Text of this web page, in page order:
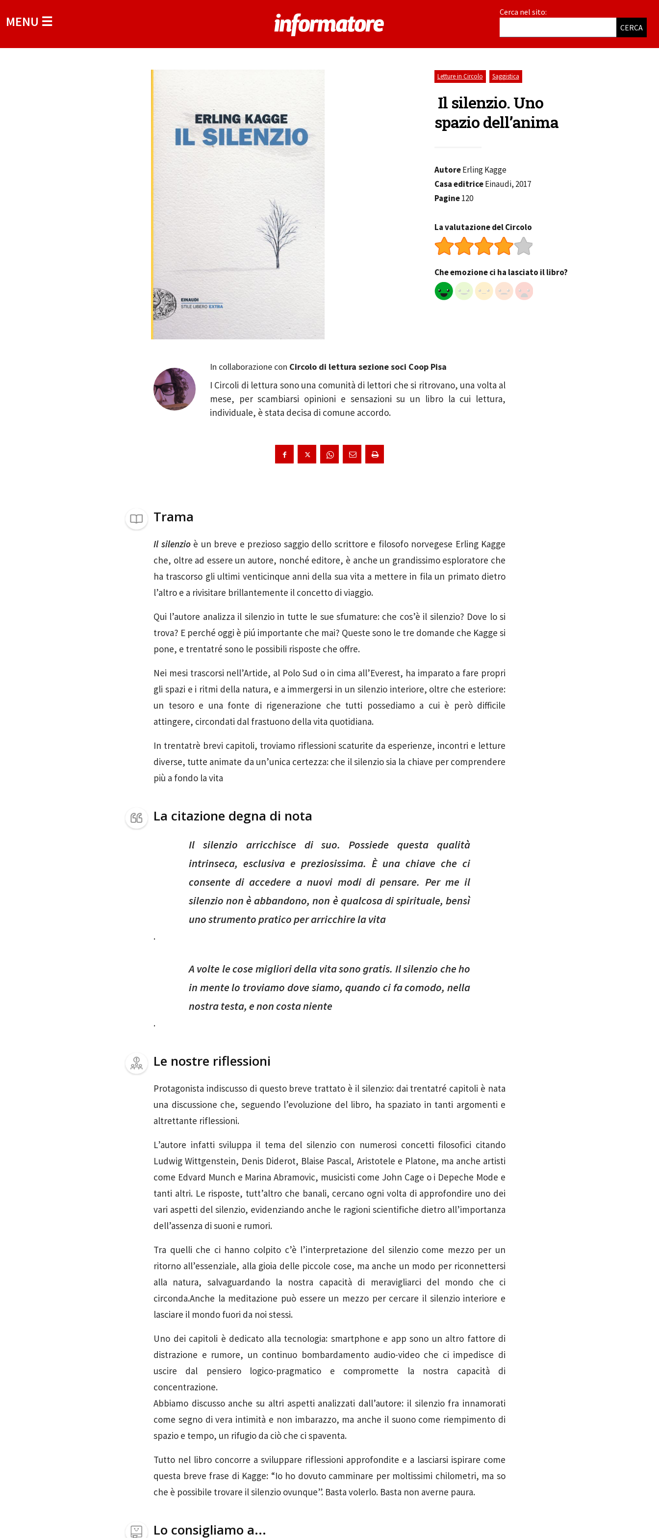
MENU ☰
Cerca nel sito:
CERCA
Letture in Circolo Saggistica
Il silenzio. Uno
spazio dell’anima
AutoreErling Kagge
Casa editriceEinaudi, 2017
Pagine120
La valutazione del Circolo
Che emozione ci ha lasciato il libro?
In collaborazione con Circolo di lettura sezione soci Coop Pisa
I Circoli di lettura sono una comunità di lettori che si ritrovano, una volta al
mese, per scambiarsi opinioni e sensazioni su un libro la cui lettura,
individuale, è stata decisa di comune accordo.
Trama
Il silenzioè un breve e prezioso saggio dello scrittore e filosofo norvegese Erling Kagge
che, oltre ad essere un autore, nonché editore, è anche un grandissimo esploratore che
ha trascorso gli ultimi venticinque anni della sua vita a mettere in fila un primato dietro
l’altro e a rivisitare brillantemente il concetto di viaggio.
Qui l’autore analizza il silenzio in tutte le sue sfumature: che cos’è il silenzio? Dove lo si
trova? E perché oggi è piú importante che mai? Queste sono le tre domande che Kagge si
pone, e trentatré sono le possibili risposte che offre.
Nei mesi trascorsi nell’Artide, al Polo Sud o in cima all’Everest, ha imparato a fare propri
gli spazi e i ritmi della natura, e a immergersi in un silenzio interiore, oltre che esteriore:
un tesoro e una fonte di rigenerazione che tutti possediamo a cui è però difficile
attingere, circondati dal frastuono della vita quotidiana.
In trentatrè brevi capitoli, troviamo riflessioni scaturite da esperienze, incontri e letture
diverse, tutte animate da un’unica certezza: che il silenzio sia la chiave per comprendere
più a fondo la vita
La citazione degna di nota
Il silenzio arricchisce di suo. Possiede questa qualità
intrinseca, esclusiva e preziosissima. È una chiave che ci
consente di accedere a nuovi modi di pensare. Per me il
silenzio non è abbandono, non è qualcosa di spirituale, bensì
uno strumento pratico per arricchire la vita
.
A volte le cose migliori della vita sono gratis. Il silenzio che ho
in mente lo troviamo dove siamo, quando ci fa comodo, nella
nostra testa, e non costa niente
.
Le nostre riflessioni
Protagonista indiscusso di questo breve trattato è il silenzio: dai trentatré capitoli è nata
una discussione che, seguendo l’evoluzione del libro, ha spaziato in tanti argomenti e
altrettante riflessioni.
L’autore infatti sviluppa il tema del silenzio con numerosi concetti filosofici citando
Ludwig Wittgenstein, Denis Diderot, Blaise Pascal, Aristotele e Platone, ma anche artisti
come Edvard Munch e Marina Abramovic, musicisti come John Cage o i Depeche Mode e
tanti altri. Le risposte, tutt’altro che banali, cercano ogni volta di approfondire uno dei
vari aspetti del silenzio, evidenziando anche le ragioni scientifiche dietro all’importanza
dell’assenza di suoni e rumori.
Tra quelli che ci hanno colpito c’è l’interpretazione del silenzio come mezzo per un
ritorno all’essenziale, alla gioia delle piccole cose, ma anche un modo per riconnettersi
alla natura, salvaguardando la nostra capacità di meravigliarci del mondo che ci
circonda.Anche la meditazione può essere un mezzo per cercare il silenzio interiore e
lasciare il mondo fuori da noi stessi.
Uno dei capitoli è dedicato alla tecnologia: smartphone e app sono un altro fattore di
distrazione e rumore, un continuo bombardamento audio-video che ci impedisce di
uscire dal pensiero logico-pragmatico e compromette la nostra capacità di
concentrazione.
Abbiamo discusso anche su altri aspetti analizzati dall’autore: il silenzio fra innamorati
come segno di vera intimità e non imbarazzo, ma anche il suono come riempimento di
spazio e tempo, un rifugio da ciò che ci spaventa.
Tutto nel libro concorre a sviluppare riflessioni approfondite e a lasciarsi ispirare come
questa breve frase di Kagge: “Io ho dovuto camminare per moltissimi chilometri, ma so
che è possibile trovare il silenzio ovunque”. Basta volerlo. Basta non averne paura.
Lo consigliamo a...